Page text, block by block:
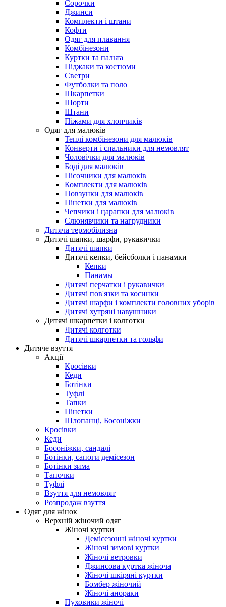
Сорочки
Джинси
Комплекти і штани
Кофти
Одяг для плавання
Комбінезони
Куртки та пальта
Піджаки та костюми
Светри
Футболки та поло
Шкарпетки
Шорти
Штани
Піжами для хлопчиків
Одяг для малюків
Теплі комбінезони для малюків
Конверти і спальники для немовлят
Чоловічки для малюків
Боді для малюків
Пісочники для малюків
Комплекти для малюків
Повзунки для малюків
Пінетки для малюків
Чепчики і царапки для малюків
Слюнявчики та нагрудники
Дитяча термобілизна
Дитячі шапки, шарфи, рукавички
Дитячі шапки
Дитячі кепки, бейсболки і панамки
Кепки
Панамы
Дитячі перчатки і рукавички
Дитячі пов'язки та косинки
Дитячі шарфи і комплекти головних уборів
Дитячі хутряні навушники
Дитячі шкарпетки і колготки
Дитячі колготки
Дитячі шкарпетки та гольфи
Дитяче взуття
Акції
Кросівки
Кеди
Ботінки
Туфлі
Тапки
Пінетки
Шлопанці, Босоніжки
Кросівки
Кеди
Босоніжки, сандалі
Ботінки, сапоги демісезон
Ботінки зима
Тапочки
Туфлі
Взуття для немовлят
Розпродаж взуття
Одяг для жінок
Верхній жіночий одяг
Жіночі куртки
Демісезонні жіночі куртки
Жіночі зимові куртки
Жіночі ветровки
Джинсова куртка жіноча
Жіночі шкіряні куртки
Бомбер жіночий
Жіночі анораки
Пуховики жіночі